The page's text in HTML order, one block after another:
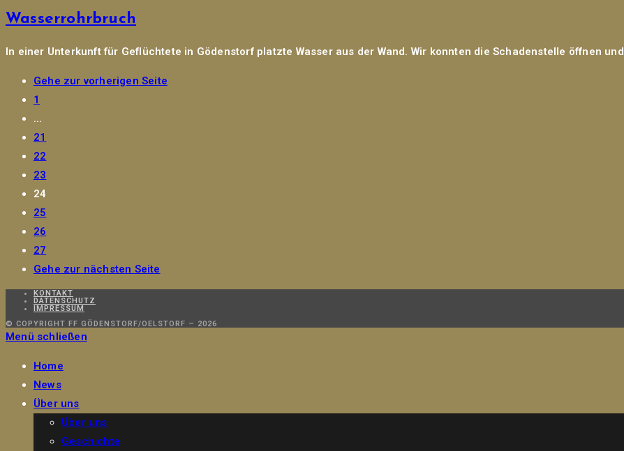
Wasserrohrbruch
In einer Unterkunft für Geflüchtete in Gödenstorf platzte Wasser aus der Wand. Wir konnten die Schadenstelle öffnen
Gehe zur vorherigen Seite
1
…
21
22
23
24
25
26
27
Gehe zur nächsten Seite
KONTAKT
DATENSCHUTZ
IMPRESSUM
© COPYRIGHT FF GÖDENSTORF/OELSTORF – 2026
Menü schließen
Home
News
Über uns
Über uns
Geschichte